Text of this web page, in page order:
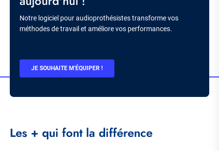
Description
Notre logiciel pour audioprothésistes transforme vos
méthodes de travail et améliore vos performances.
BOUTON
JE SOUHAITE M'ÉQUIPER !
Les + qui font la différence